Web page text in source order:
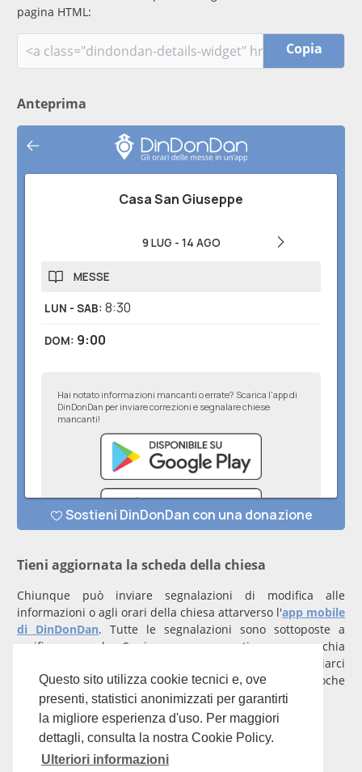
Questo sito utilizza cookie tecnici e, ove
presenti, statistici anonimizzati per garantirti
la migliore esperienza d'uso. Per maggiori
dettagli, consulta la nostra Cookie Policy.
Ulteriori informazioni
pagina HTML:
Copia
Anteprima
Tieni aggiornata la scheda della chiesa
Chiunque può inviare segnalazioni di modifica alle
informazioni o agli orari della chiesa attarverso l'app mobile
di DinDonDan. Tutte le segnalazioni sono sottoposte a
verifica manuale. Se invece rappresenti una parrocchia
con un account verificato per inviarci
comunicazioni prioritarie che saranno gestite entro poche
Per qualunque domanda scrivi ainfo@dindondan.app